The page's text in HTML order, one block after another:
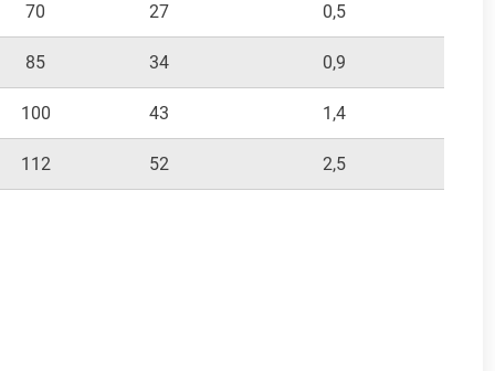
70 27 0,5
85 34 0,9
100 43 1,4
112 52 2,5